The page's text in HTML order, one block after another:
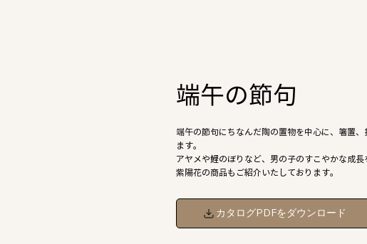
端午の節句
端午の節句にちなんだ陶の置物を中心に、箸置
ます。
アヤメや鯉のぼりなど、男の子のすこやかな成
紫陽花の商品もご紹介いたしております。
カタログPDFをダウンロード